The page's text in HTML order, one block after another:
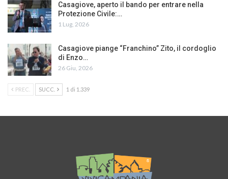
Casagiove, aperto il bando per entrare nella
Protezione Civile:…
1 Lug, 2026
Casagiove piange “Franchino” Zito, il cordoglio
di Enzo…
26 Giu, 2026
PREC. SUCC. 1 di 1.339